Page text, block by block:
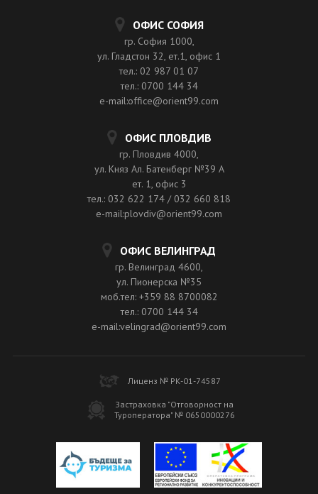
ОФИС СОФИЯ
гр. София 1000,
ул. Гладстон 32, ет.1, офис 1
тел.: 02 987 01 07
тел.: 0700 144 34
e-mail:office@orient99.com
ОФИС ПЛОВДИВ
гр. Пловдив 4000,
ул. Княз Ал. Батенберг №39 A
ет. 1, офис 3
тел.: 032 622 174 / 032 660 818
e-mail:plovdiv@orient99.com
ОФИС ВЕЛИНГРАД
гр. Велинград 4600,
ул. Пионерска №35
моб.тел: +359 88 8700082
тел.: 0700 144 34
e-mail:velingrad@orient99.com
Лиценз № РК-01-74587
Застраховка "Отговорност на
Туроператора" № 0650000276